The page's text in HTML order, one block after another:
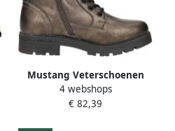
Mustang Veterschoenen
Hoog Veterschoenen Hoog
Goudkleur
4 webshops
€ 82,39